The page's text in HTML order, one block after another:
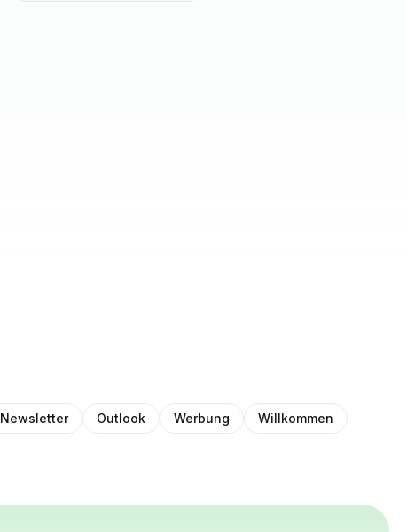
Newsletter Outlook Werbung Willkommen